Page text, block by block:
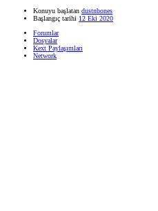
Konuyu başlatan dustnbones
Başlangıç tarihi 12 Eki 2020
Forumlar
Dosyalar
Kext Paylaşımları
Network